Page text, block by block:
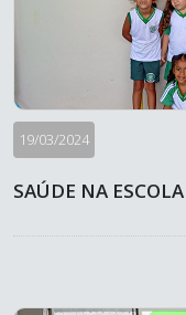
19/03/2024
SAÚDE NA